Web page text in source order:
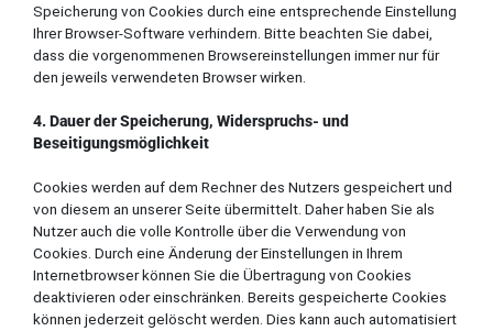
Speicherung von Cookies durch eine entsprechende Einstellung
Ihrer Browser-Software verhindern. Bitte beachten Sie dabei,
dass die vorgenommenen Browsereinstellungen immer nur für
den jeweils verwendeten Browser wirken.
4. Dauer der Speicherung, Widerspruchs- und
Beseitigungsmöglichkeit
Cookies werden auf dem Rechner des Nutzers gespeichert und
von diesem an unserer Seite übermittelt. Daher haben Sie als
Nutzer auch die volle Kontrolle über die Verwendung von
Cookies. Durch eine Änderung der Einstellungen in Ihrem
Internetbrowser können Sie die Übertragung von Cookies
deaktivieren oder einschränken. Bereits gespeicherte Cookies
können jederzeit gelöscht werden. Dies kann auch automatisiert